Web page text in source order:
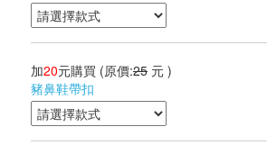
加20元購買 (原價:25 元 )
豬鼻鞋帶扣